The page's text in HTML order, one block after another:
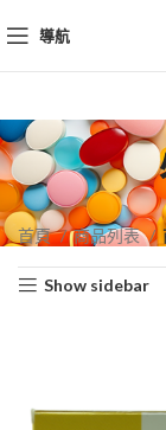
導航
首頁 商品列表
Show sidebar